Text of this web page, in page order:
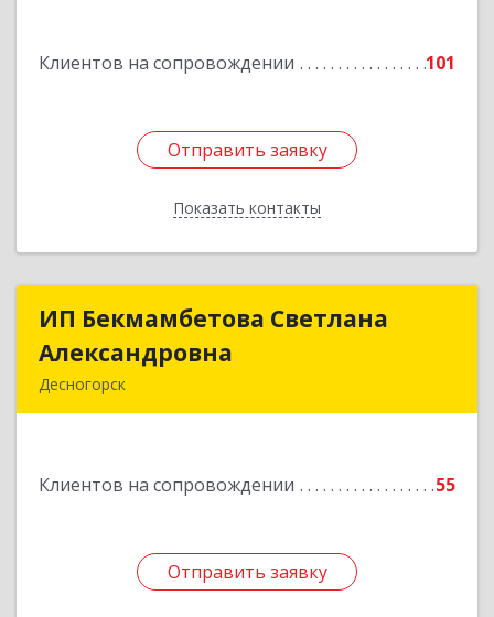
Клиентов на сопровождении 101
Отправить заявку
Показать контакты
Отправить заявку
Назад
ИП Бекмамбетова Светлана
Александровна
Десногорск
Клиентов на сопровождении 55
Отправить заявку
ИП Бекмамбетова Светлана
Подробнее
Отправить заявку